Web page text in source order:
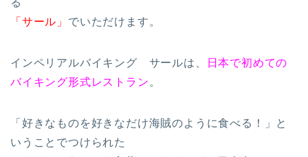
「サール」 でいただけます。
インペリアルバイキング サールは、
日本で初めての
バイキング形式レストラン 。
「好きなものを好きなだけ海賊のように食べる！」と
いうことでつけられた